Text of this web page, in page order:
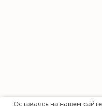
Оставаясь на нашем